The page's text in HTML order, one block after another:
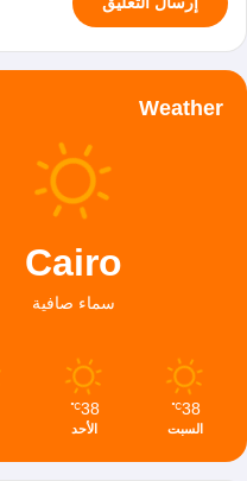
Weather
Cairo
سماء صافية
38
℃
السبت
38
℃
الأحد